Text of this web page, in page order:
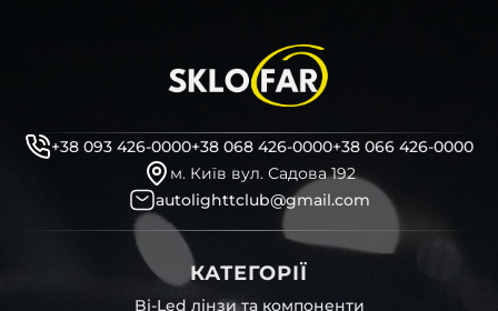
+38 093 426-0000+38 068 426-0000+38 066 426-0000
м. Київ вул. Садова 192
autolighttclub@gmail.com
КАТЕГОРІЇ
Bi-Led лінзи та компоненти